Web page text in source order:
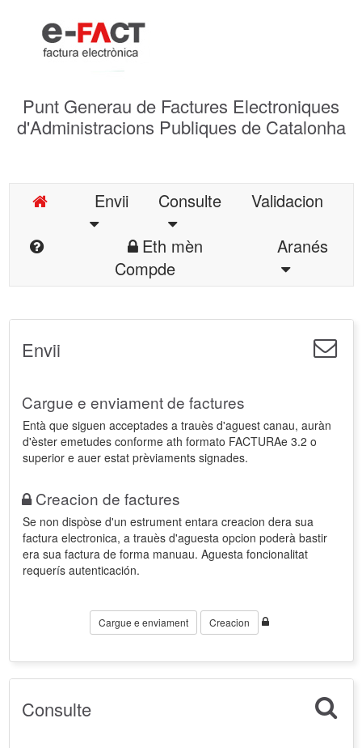
Punt Generau de Factures Electroniques
d'Administracions Publiques de Catalonha
Envii Consulte
Validacion
Eth mèn
Compde
Aranés
Envii
Cargue e enviament de factures
Entà que siguen acceptades a trauès d'aguest canau, auràn
d'èster emetudes conforme ath formato FACTURAe 3.2 o
superior e auer estat prèviaments signades.
Creacion de factures
Se non dispòse d'un estrument entara creacion dera sua
factura electronica, a trauès d'aguesta opcion poderà bastir
era sua factura de forma manuau. Aguesta foncionalitat
requerís autenticación.
Cargue e enviament Creacion
Consulte